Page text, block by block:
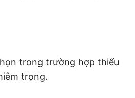
trong trường hợp thiếu
trọng.